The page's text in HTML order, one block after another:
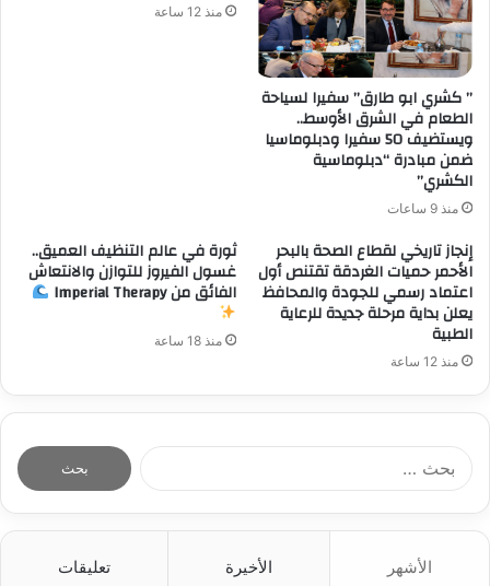
” كشري ابو طارق” سفيرا لسياحة
الطعام في الشرق الأوسط..
ويستضيف 50 سفيرا ودبلوماسيا
ضمن مبادرة “دبلوماسية
الكشري”
منذ 9 ساعات
منذ 12 ساعة
إنجاز تاريخي لقطاع الصحة بالبحر
الأحمر حميات الغردقة تقتنص أول
اعتماد رسمي للجودة والمحافظ
يعلن بداية مرحلة جديدة للرعاية
الطبية
منذ 12 ساعة
ثورة في عالم التنظيف العميق..
غسول الفيروز للتوازن والانتعاش
الفائق من Imperial Therapy
منذ 18 ساعة
الأشهر الأخيرة تعليقات